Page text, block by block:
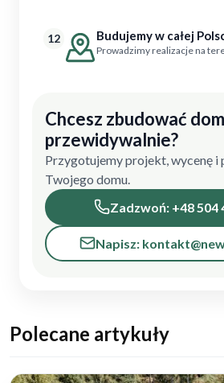
12 Budujemy w całej
Prowadzimy realizacje na
Chcesz zbudować
przewidywalnie?
Przygotujemy projekt, wycenę i
Twojego domu.
Zadzwoń: +48 504
Napisz:
Polecane artykuły